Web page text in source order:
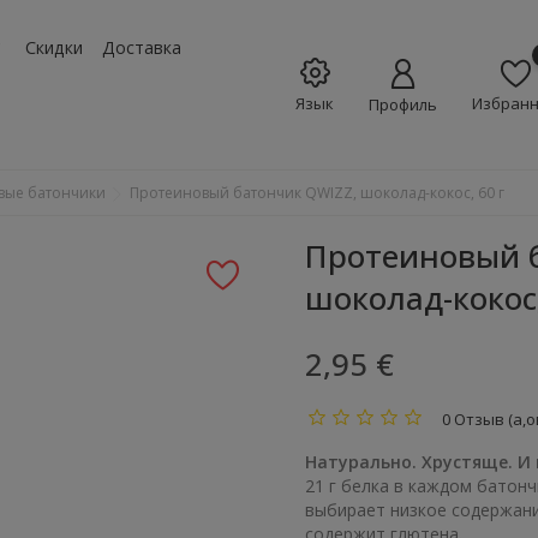
Скидки Доставка
Язык Профиль
батончики Протеиновый батончик QWIZZ, шоколад-кокос, 60 г
Протеиновый
шоколад-
2,95 €
0 Отзыв
Натурально. Хрустяще. И
21 г белка в каждом
выбирает низкое